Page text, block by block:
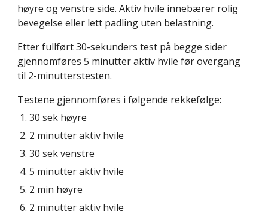
høyre og venstre side. Aktiv hvile innebærer rolig
bevegelse eller lett padling uten belastning.
Etter fullført 30-sekunders test på begge sider
gjennomføres 5 minutter aktiv hvile før overgang
til 2-minutterstesten.
Testene gjennomføres i følgende rekkefølge:
30 sek høyre
2 minutter aktiv hvile
30 sek venstre
5 minutter aktiv hvile
2 min høyre
2 minutter aktiv hvile